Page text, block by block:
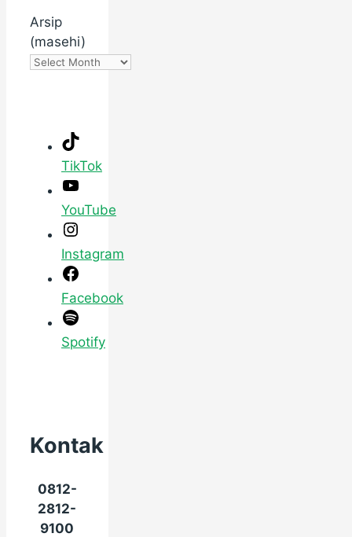
Arsip
(masehi)
TikTok
YouTube
Instagram
Facebook
Spotify
Kontak
0812-
2812-
9100